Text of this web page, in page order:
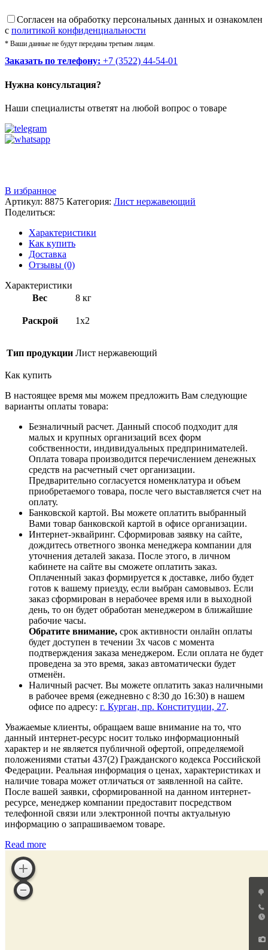
Cогласен на обработку персональных данных и ознакомлен
с политикой конфиденциальности
* Ваши данные не будут переданы третьим лицам.
Заказать по телефону: +7 (3522) 44-54-01
Нужна консультация?
Наши специалисты ответят на любой вопрос о товаре
В избранное
Артикул: 8875 Категория: Лист нержавеющий
Поделиться:
Характеристики
Как купить
Доставка
Отзывы (0)
Характеристики
Вес
8 кг
Раскрой 1х2
Тип продукции Лист нержавеющий
Как купить
В настоящее время мы можем предложить Вам следующие
варианты оплаты товара:
Безналичный расчет. Данный способ подходит для
малых и крупных организаций всех форм
собственности, индивидуальных предпринимателей.
Оплата товара производится перечислением денежных
средств на расчетный счет организации.
Предварительно согласуется номенклатура и объем
приобретаемого товара, после чего выставляется счет на
оплату.
Банковской картой. Вы можете оплатить выбранный
Вами товар банковской картой в офисе организации.
Интернет-эквайринг. Сформировав заявку на сайте,
дождитесь ответного звонка менеджера компании для
уточнения деталей заказа. После этого, в личном
кабинете на сайте вы сможете оплатить заказ.
Оплаченный заказ формируется к доставке, либо будет
готов к вашему приезду, если выбран самовывоз. Если
заказ сформирован в нерабочее время или в выходной
день, то он будет обработан менеджером в ближайшие
рабочие часы.
Обратите внимание, срок активности онлайн оплаты
будет доступен в течении 3х часов с момента
подтверждения заказа менеджером. Если оплата не будет
проведена за это время, заказ автоматически будет
отменён.
Наличный расчет. Вы можете оплатить заказ наличными
в рабочее время (ежедневно с 8:30 до 16:30) в нашем
офисе по адресу: г. Курган, пр. Конституции, 27.
Уважаемые клиенты, обращаем ваше внимание на то, что
данный интернет-ресурс носит только информационный
характер и не является публичной офертой, определяемой
положениями статьи 437(2) Гражданского кодекса Российской
Федерации. Реальная информация о ценах, характеристиках и
наличие товара может отличаться от заявленной на сайте.
После вашей заявки, сформированной на данном интернет-
ресурсе, менеджер компании предоставит посредством
телефонной связи или электронной почты актуальную
информацию о запрашиваемом товаре.
Read more